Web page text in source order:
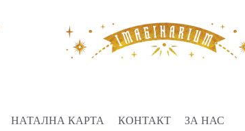
НАТАЛНА КАРТА КОНТАКТ ЗА НАС